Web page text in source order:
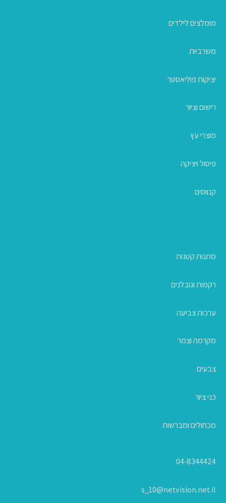
מומלצים לילדים
משרביות
יציקות פוליאסטר
רישום וציור
מוצרי עץ
פיסול ויציקה
קנווסים
מתנות קטנות
רקמות וגובלנים
ערכות צביעה
מקרמה וצמר
צבעים
כני ציור
מכחולים ומברשות
04-8344424
s_10@netvision.net.il